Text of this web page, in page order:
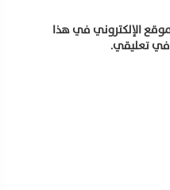
الإلكتروني في هذا
في تعليقي.